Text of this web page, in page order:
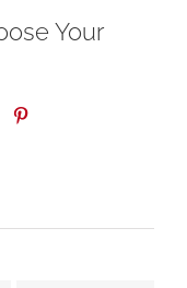
Your